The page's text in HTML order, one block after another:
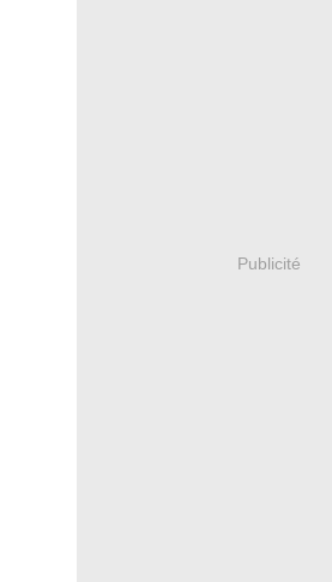
Publicité